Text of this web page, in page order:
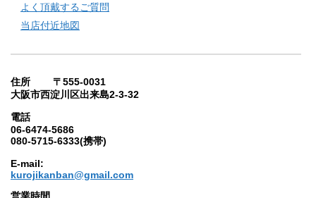
よく頂戴するご質問
当店付近地図
住所 〒555-0031
大阪市西淀川区出来島2-3-32
電話
06-6474-5686
080-5715-6333(携帯)
E-mail:
kurojikanban@gmail.com
営業時間